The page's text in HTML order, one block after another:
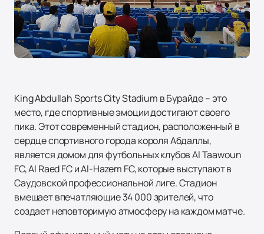
King Abdullah Sports City Stadium в Бурайде – это
место, где спортивные эмоции достигают своего
пика. Этот современный стадион, расположенный в
сердце спортивного города короля Абдаллы,
является домом для футбольных клубов Al Taawoun
FC, Al Raed FC и Al-Hazem FC, которые выступают в
Саудовской профессиональной лиге. Стадион
вмещает впечатляющие 34 000 зрителей, что
создает неповторимую атмосферу на каждом матче.